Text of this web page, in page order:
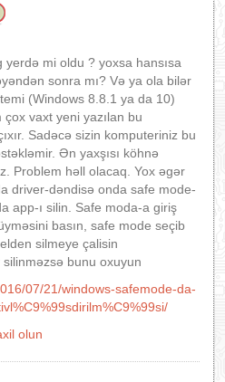
mi oldu ? yoxsa hansısa
sonra mı? Və ya ola bilər
(Windows 8.8.1 ya da 10)
çox vaxt yeni yazılan bu
Sadəcə sizin komputeriniz bu
Ən yaxşısı köhnə
Problem həll olacaq. Yox əgər
driver-dəndisə onda safe mode-
app-ı silin. Safe moda-a giriş
basın, safe mode seçib
silmeye çalisin
bunu oxuyun
07/21/windows-safemode-da-
olun